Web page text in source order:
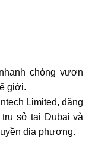
chóng vươn
giới.
Limited, đăng
trụ sở tại Dubai và
địa phương.